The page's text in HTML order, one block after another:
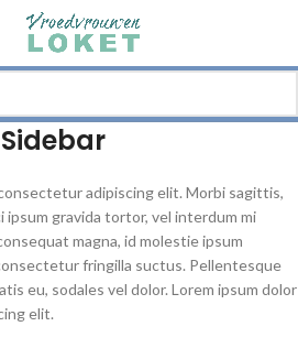
adipiscing elit. Morbi sagittis,
ipsum gravida tortor, vel interdum mi
magna, id molestie ipsum
fringilla suctus. Pellentesque
eu, sodales vel dolor. Lorem ipsum dolor
elit.